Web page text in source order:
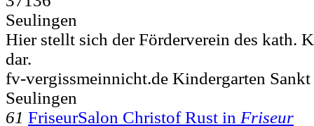
Seulingen
Hier stellt sich der Förderverein des kath.
dar.
fv-vergissmeinnicht.de Kindergarten Sankt
Seulingen
61 FriseurSalon Christof Rust in Friseur